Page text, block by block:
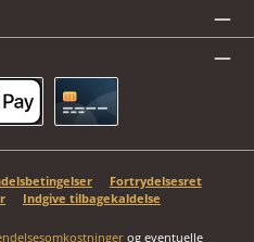
Fortrydelsesret
Indgive tilbagekaldelse
og eventuelle